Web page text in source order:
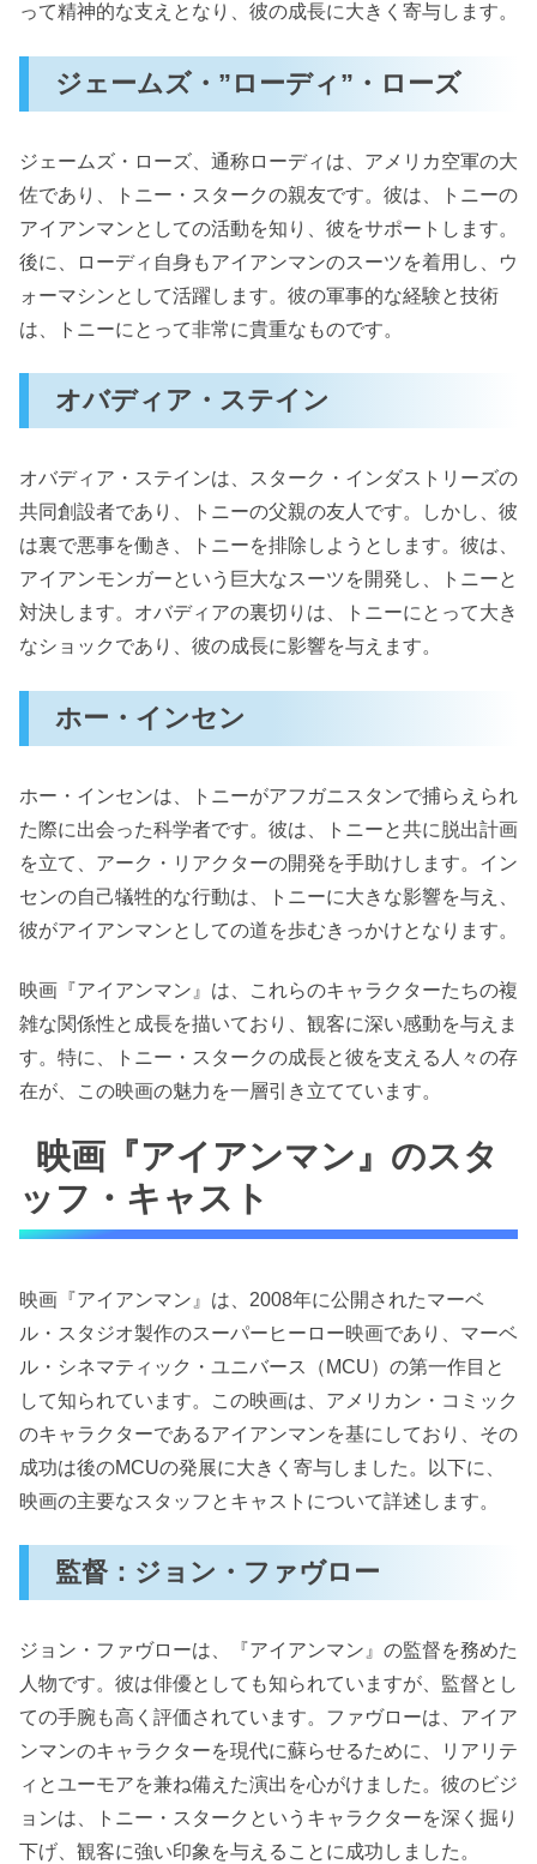
って精神的な支えとなり、彼の成長に大きく寄与します。
ジェームズ・”ローディ”・ローズ
ジェームズ・ローズ、通称ローディは、アメリカ空軍の大
佐であり、トニー・スタークの親友です。彼は、トニーの
アイアンマンとしての活動を知り、彼をサポートします。
後に、ローディ自身もアイアンマンのスーツを着用し、ウ
ォーマシンとして活躍します。彼の軍事的な経験と技術
は、トニーにとって非常に貴重なものです。
オバディア・ステイン
オバディア・ステインは、スターク・インダストリーズの
共同創設者であり、トニーの父親の友人です。しかし、彼
は裏で悪事を働き、トニーを排除しようとします。彼は、
アイアンモンガーという巨大なスーツを開発し、トニーと
対決します。オバディアの裏切りは、トニーにとって大き
なショックであり、彼の成長に影響を与えます。
ホー・インセン
ホー・インセンは、トニーがアフガニスタンで捕らえられ
た際に出会った科学者です。彼は、トニーと共に脱出計画
を立て、アーク・リアクターの開発を手助けします。イン
センの自己犠牲的な行動は、トニーに大きな影響を与え、
彼がアイアンマンとしての道を歩むきっかけとなります。
映画『アイアンマン』は、これらのキャラクターたちの複
雑な関係性と成長を描いており、観客に深い感動を与えま
す。特に、トニー・スタークの成長と彼を支える人々の存
在が、この映画の魅力を一層引き立てています。
映画『アイアンマン』のスタ
ッフ・キャスト
映画『アイアンマン』は、2008年に公開されたマーベ
ル・スタジオ製作のスーパーヒーロー映画であり、マーベ
ル・シネマティック・ユニバース（MCU）の第一作目と
して知られています。この映画は、アメリカン・コミック
のキャラクターであるアイアンマンを基にしており、その
成功は後のMCUの発展に大きく寄与しました。以下に、
映画の主要なスタッフとキャストについて詳述します。
監督：ジョン・ファヴロー
ジョン・ファヴローは、『アイアンマン』の監督を務めた
人物です。彼は俳優としても知られていますが、監督とし
ての手腕も高く評価されています。ファヴローは、アイア
ンマンのキャラクターを現代に蘇らせるために、リアリテ
ィとユーモアを兼ね備えた演出を心がけました。彼のビジ
ョンは、トニー・スタークというキャラクターを深く掘り
下げ、観客に強い印象を与えることに成功しました。